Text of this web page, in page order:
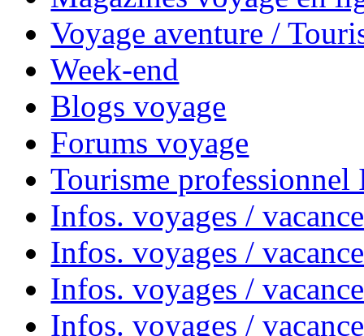
Voyage aventure /
Week-end
Blogs voyage
Forums voyage
Tourisme
Infos. voyages /
Infos. voyages /
Infos. voyages /
Infos. voyages /